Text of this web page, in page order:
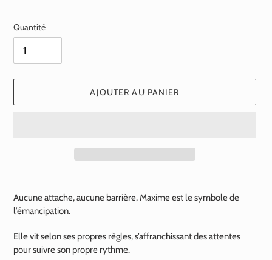
Quantité
AJOUTER AU PANIER
d'un
produit
votre
panier
Aucune attache, aucune barrière, Maxime est le symbole de
l’émancipation.
Elle vit selon ses propres règles, s’affranchissant des attentes
pour suivre son propre rythme.